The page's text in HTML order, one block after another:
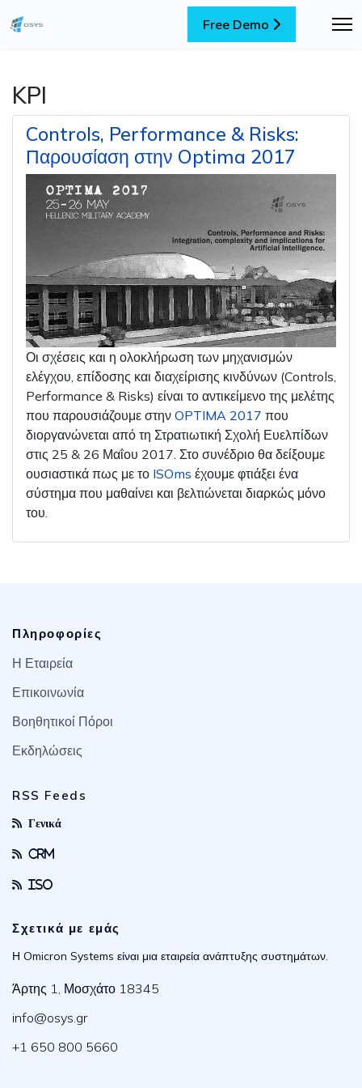
Free Demo
KPI
Controls, Performance & Risks:
Παρουσίαση στην Optima 2017
Οι σχέσεις και η ολοκλήρωση των μηχανισμών
ελέγχου, επίδοσης και διαχείρισης κινδύνων (Controls,
Performance & Risks) είναι το αντικείμενο της μελέτης
που παρουσιάζουμε στην OPTIMA 2017 που
διοργανώνεται από τη Στρατιωτική Σχολή Ευελπίδων
στις 25 & 26 Μαΐου 2017. Στο συνέδριο θα δείξουμε
ουσιαστικά πως με το ISOms έχουμε φτιάξει ένα
σύστημα που μαθαίνει και βελτιώνεται διαρκώς μόνο
του.
Πληροφορίες
Η Εταιρεία
Επικοινωνία
Βοηθητικοί Πόροι
Εκδηλώσεις
RSS Feeds
Γενικά
CRM
ISO
Σχετικά με εμάς
Η Omicron Systems είναι μια εταιρεία ανάπτυξης συστημάτων.
Άρτης 1, Μοσχάτο 18345
info@osys.gr
+1 650 800 5660